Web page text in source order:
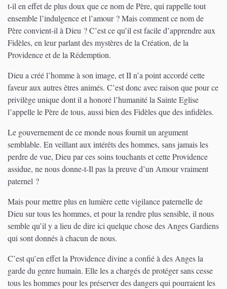
t-il en effet de plus doux que ce nom de Père, qui rappelle tout
ensemble l’indulgence et l’amour ? Mais comment ce nom de
Père convient-il à Dieu ? C’est ce qu’il est facile d’apprendre aux
Fidèles, en leur parlant des mystères de la Création, de la
Providence et de la Rédemption.
Dieu a créé l’homme à son image, et II n’a point accordé cette
faveur aux autres êtres animés. C’est donc avec raison que pour ce
privilège unique dont il a honoré l’humanité la Sainte Eglise
l’appelle le Père de tous, aussi bien des Fidèles que des infidèles.
Le gouvernement de ce monde nous fournit un argument
semblable. En veillant aux intérêts des hommes, sans jamais les
perdre de vue, Dieu par ces soins touchants et cette Providence
assidue, ne nous donne-t-Il pas la preuve d’un Amour vraiment
paternel ?
Mais pour mettre plus en lumière cette vigilance paternelle de
Dieu sur tous les hommes, et pour la rendre plus sensible, il nous
semble qu’il y a lieu de dire ici quelque chose des Anges Gardiens
qui sont donnés à chacun de nous.
C’est qu’en effet la Providence divine a confié à des Anges la
garde du genre humain. Elle les a chargés de protéger sans cesse
tous les hommes pour les préserver des dangers qui pourraient les